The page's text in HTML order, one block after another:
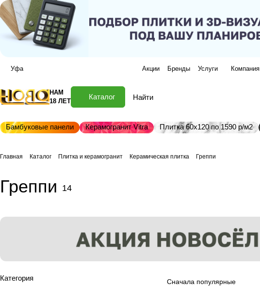
Уфа Акции Бренды Услуги Компания
НАМ
18 ЛЕТ
Каталог
Бамбуковые панели Керамогранит Vitra Плитка 60х120 по 1590 р/м2
Главная Каталог Плитка и керамогранит Керамическая плитка Греппи
Греппи 14
Сначала популярные
Категория